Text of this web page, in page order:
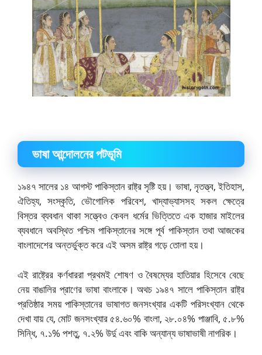
ভাষা আন্দোলনের পটভূমি
১৯৪৭ সালের ১৪ আগস্ট পাকিস্তান রাষ্ট্র সৃষ্টি হয়। ভাষা, নৃতত্ত্ব, ইতিহাস,
ঐতিহ্য, সংস্কৃতি, ভৌগোলিক পরিবেশ, খাদ্যাভ্যাসসহ সকল ক্ষেত্রে
বিস্তর ব্যবধান থাকা সত্ত্বেও কেবল ধর্মের ভিত্তিতে এক হাজার মাইলের
ব্যবধানে অবস্থিত পশ্চিম পাকিস্তানের সঙ্গে পূর্ব পাকিস্তান তথা আজকের
বাংলাদেশের অন্তর্ভুক্ত করে এই অসম রাষ্ট্র গড়ে তোলা হয়।
এই রাষ্ট্রের কর্ণধাররা প্রথমই শোষণ ও বৈষম্যের হাতিয়ার হিসেবে বেছে
নেয় বাঙালির প্রাণের ভাষা বাংলাকে। অথচ ১৯৪৭ সালে পাকিস্তান রাষ্ট্র
প্রতিষ্ঠার সময় পাকিস্তানের ভাষাগত জনসংখ্যার একটি পরিসংখ্যান থেকে
দেখা যায় যে, মোট জনসংখ্যার ৫৪.৬০% বাংলা, ২৮.০৪% পাঞ্জাবি, ৫.৮%
সিন্ধি, ৭.১% পশতু, ৭.২% উর্দু এবং বাকি অন্যান্য ভাষাভাষী নাগরিক।